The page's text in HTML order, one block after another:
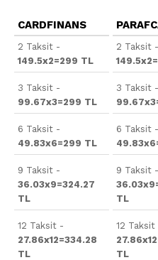
CARDFINANS
2 Taksit -
149.5x2=299 TL
3 Taksit -
99.67x3=299 TL
6 Taksit -
49.83x6=299 TL
9 Taksit -
36.03x9=324.27
TL
12 Taksit -
27.86x12=334.28
TL
2 Taksit -
3 Taksit -
6 Taksit -
9 Taksit -
TL
12 Taksit
TL